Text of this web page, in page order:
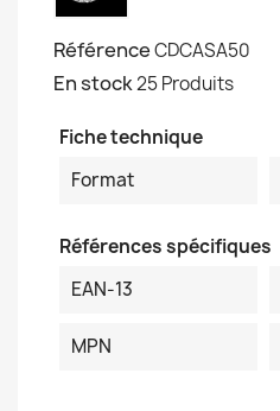
RéférenceCDCASA50
En stock25 Produits
Fiche technique
Format
Références spécifiques
EAN-13
MPN